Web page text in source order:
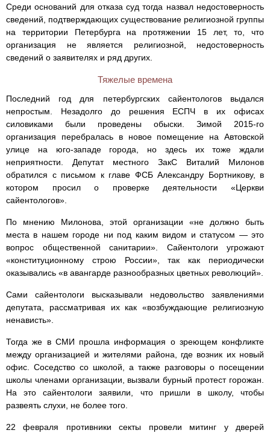
Среди оснований для отказа суд тогда назвал недостоверность
сведений, подтверждающих существование религиозной группы
на территории Петербурга на протяжении 15 лет, то, что
организация не является религиозной, недостоверность
сведений о заявителях и ряд других.
Тяжелые времена
Последний год для петербургских сайентологов выдался
непростым. Незадолго до решения ЕСПЧ в их офисах
силовиками были проведены обыски. Зимой 2015-го
организация перебралась в новое помещение на Автовской
улице на юго-западе города, но здесь их тоже ждали
неприятности. Депутат местного ЗакС Виталий Милонов
обратился с письмом к главе ФСБ Александру Бортникову, в
котором просил о проверке деятельности «Церкви
сайентологов».
По мнению Милонова, этой организации «не должно быть
места в нашем городе ни под каким видом и статусом — это
вопрос общественной санитарии». Сайентологи угрожают
«конституционному строю России», так как периодически
оказывались «в авангарде разнообразных цветных революций».
Сами сайентологи высказывали недовольство заявлениями
депутата, рассматривая их как «возбуждающие религиозную
ненависть».
Тогда же в СМИ прошла информация о зреющем конфликте
между организацией и жителями района, где возник их новый
офис. Соседство со школой, а также разговоры о посещении
школы членами организации, вызвали бурный протест горожан.
На это сайентологи заявили, что пришли в школу, чтобы
развеять слухи, не более того.
22 февраля противники секты провели митинг у дверей